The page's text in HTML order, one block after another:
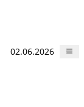
02.06.2026